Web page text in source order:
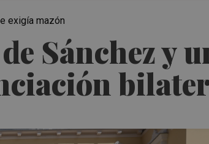
Sánchez y
exigía mazón